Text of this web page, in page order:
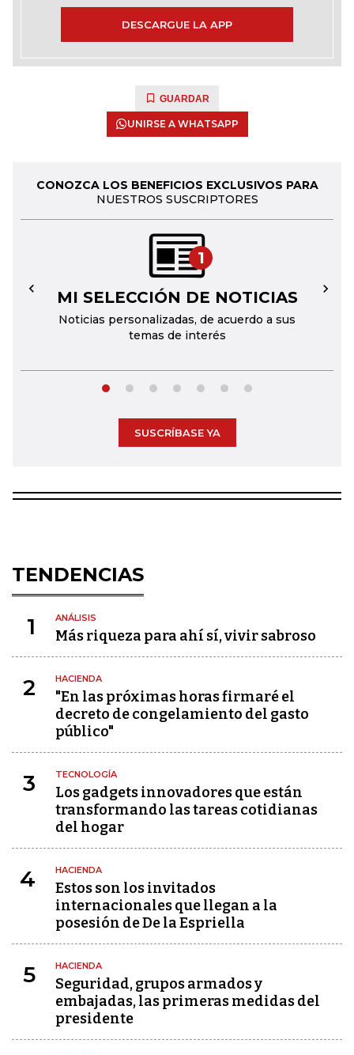
DESCARGUE LA APP
GUARDAR
UNIRSE A WHATSAPP
CONOZCA LOS BENEFICIOS EXCLUSIVOS PARA
NUESTROS SUSCRIPTORES
1
MI SELECCIÓN DE NOTICIAS
Noticias personalizadas, de acuerdo a sus
temas de interés
← →
SUSCRÍBASE YA
TENDENCIAS
1 ANÁLISIS
Más riqueza para ahí sí, vivir sabroso
2 HACIENDA
"En las próximas horas firmaré el
decreto de congelamiento del gasto
público"
3 TECNOLOGÍA
Los gadgets innovadores que están
transformando las tareas cotidianas
del hogar
4 HACIENDA
Estos son los invitados
internacionales que llegan a la
posesión de De la Espriella
5 HACIENDA
Seguridad, grupos armados y
embajadas, las primeras medidas del
presidente